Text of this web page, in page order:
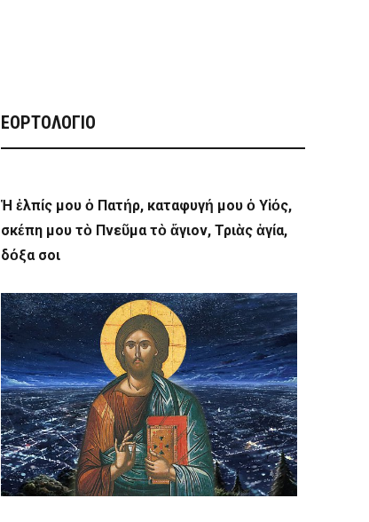
ΕΟΡΤΟΛΟΓΙΟ
Ἡ ἐλπίς μου ὁ Πατήρ, καταφυγή μου ὁ Υἱός,
σκέπη μου τὸ Πνεῦμα τὸ ἅγιον, Τριὰς ἁγία,
δόξα σοι